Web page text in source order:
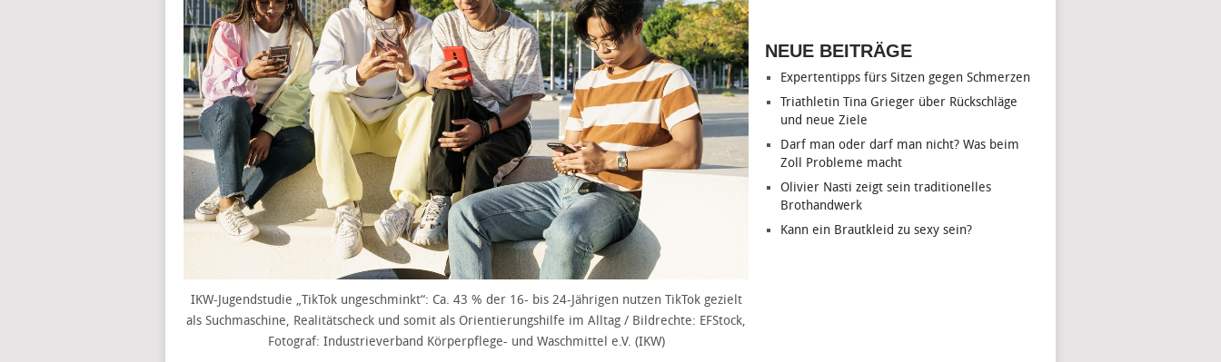
IKW-Jugendstudie „TikTok ungeschminkt“: Ca. 43 % der 16- bis 24-Jährigen nutzen TikTok gezielt
als Suchmaschine, Realitätscheck und somit als Orientierungshilfe im Alltag / Bildrechte: EFStock,
Fotograf: Industrieverband Körperpflege- und Waschmittel e.V. (IKW)
NEUE BEITRÄGE
Expertentipps fürs Sitzen gegen Schmerzen
Triathletin Tina Grieger über Rückschläge
und neue Ziele
Darf man oder darf man nicht? Was beim
Zoll Probleme macht
Olivier Nasti zeigt sein traditionelles
Brothandwerk
Kann ein Brautkleid zu sexy sein?